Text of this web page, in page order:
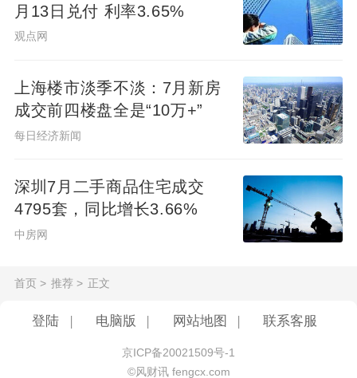
月13日兑付 利率3.65%
观点网
上海楼市淡季不淡：7月新房
成交前四楼盘全是“10万+”
每日经济新闻
深圳7月二手商品住宅成交
4795套，同比增长3.66%
中房网
首页 > 推荐 > 正文
登陆 电脑版 网站地图 联系客服
京ICP备20021509号-1
©风财讯 fengcx.com